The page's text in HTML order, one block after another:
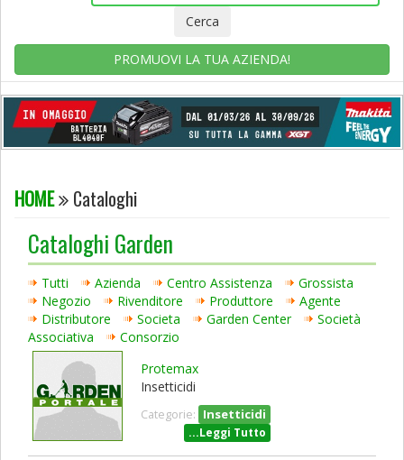
PROMUOVI LA TUA AZIENDA!
HOME Cataloghi
Cataloghi Garden
Tutti Azienda Centro Assistenza
Grossista
Negozio
Rivenditore Produttore
Agente
Distributore
Societa Garden Center
Società
Associativa
Consorzio
Protemax
Insetticidi
Categorie: Insetticidi
...Leggi Tutto